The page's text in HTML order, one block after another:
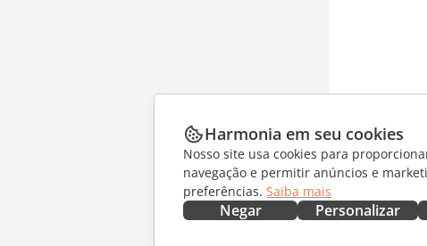
Harmonia em seu cookies
Nosso site usa cookies para
navegação e permitir anúncios e
preferências. Saiba mais
Negar Personalizar